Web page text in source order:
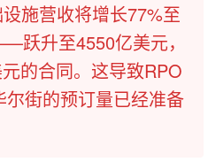
施营收将增长77%至
升至4550亿美元，
的合同。这导致RPO
街的预订量已经准备